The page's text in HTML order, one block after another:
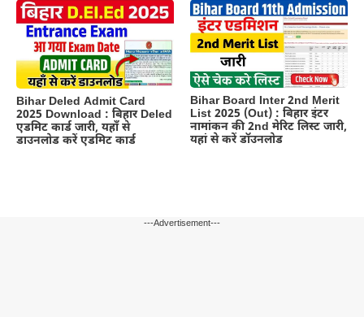
Bihar Deled Admit Card
2025 Download : बिहार Deled
एडमिट कार्ड जारी, यहाँ से
डाउनलोड करें एडमिट कार्ड
Bihar Board Inter 2nd Merit
List 2025 (Out) : बिहार इंटर
नामांकन की 2nd मेरिट लिस्ट जारी,
यहां से करें डॉउनलोड
---Advertisement---